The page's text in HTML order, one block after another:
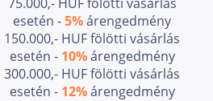
Ár
HUF
esetén -5%árengedmény
150.000,- HUF fölötti vásárlás
esetén - 10%árengedmény
300.000,- HUF fölötti vásárlás
esetén - 12%árengedmény